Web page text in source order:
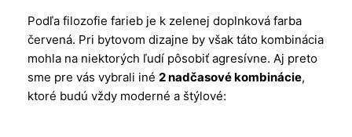
Podľa filozofie farieb je k zelenej doplnková farba
červená. Pri bytovom dizajne by však táto kombinácia
mohla na niektorých ľudí pôsobiť agresívne. Aj preto
sme pre vás vybrali iné 2 nadčasové kombinácie,
ktoré budú vždy moderné a štýlové: